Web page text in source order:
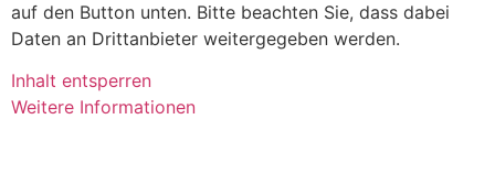
auf den Button unten. Bitte beachten Sie, dass dabei
Daten an Drittanbieter weitergegeben werden.
Inhalt entsperren
Weitere Informationen